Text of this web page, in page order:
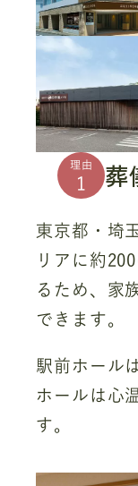
理由
1 葬
東京都・埼
リアに約
るため、家
できます。
駅前ホール
ホールは心
す。